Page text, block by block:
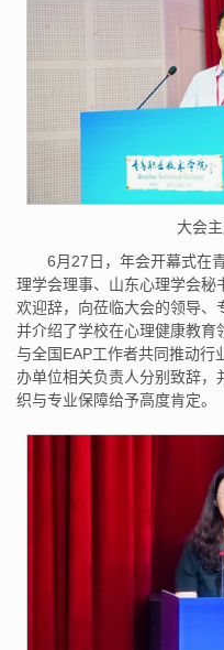
大会
6月27日，年会开幕式在
理学会理事、山东心理学会秘
欢迎辞，向莅临大会的领导、
并介绍了学校在心理健康教育
与全国EAP工作者共同推动行
办单位相关负责人分别致辞，
织与专业保障给予高度肯定。